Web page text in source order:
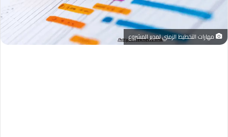
مهارات التخطيط الزمني لمدير المشروع